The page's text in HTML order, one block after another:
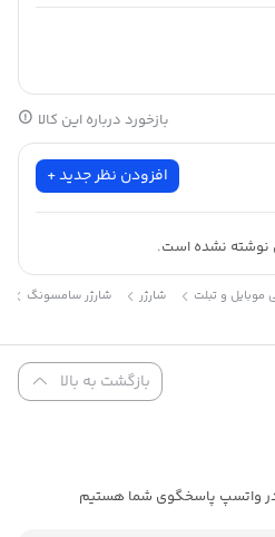
بازخورد درباره این کالا
افزودن نظر جدید +
نوشته نشده است.
موبايل و تبلت شارژر شارژر سامسونگ
بازگشت به بالا
واتسپ پاسخگوی شما هستیم